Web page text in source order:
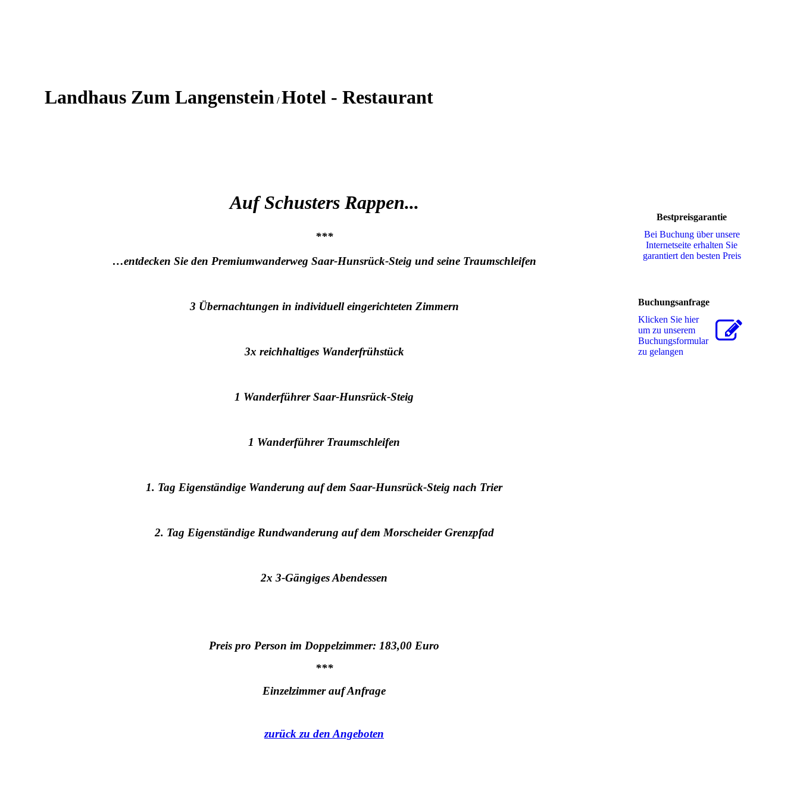
Landhaus Zum Langenstein /Hotel - Restaurant
Auf Schusters Rappen...
***
…entdecken Sie den Premiumwanderweg Saar-Hunsrück-Steig und seine Traumschleifen
3 Übernachtungen in individuell eingerichteten Zimmern
3x reichhaltiges Wanderfrühstück
1 Wanderführer Saar-Hunsrück-Steig
1 Wanderführer Traumschleifen
1. Tag Eigenständige Wanderung auf dem Saar-Hunsrück-Steig nach Trier
2. Tag Eigenständige Rundwanderung auf dem Morscheider Grenzpfad
2x 3-Gängiges Abendessen
Preis pro Person im Doppelzimmer: 183,00 Euro
***
Einzelzimmer auf Anfrage
zurück zu den Angeboten
Bestpreisgarantie
Bei Buchung über unsere
Internetseite erhalten Sie
garantiert den besten Preis
Buchungsanfrage
Klicken Sie hier
um zu unserem
Buchungsformular
zu gelangen